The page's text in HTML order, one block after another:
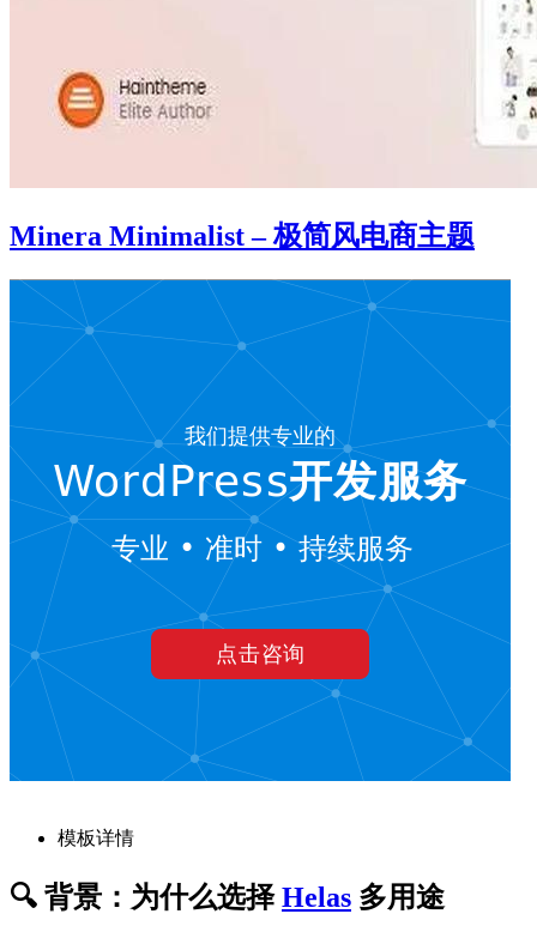
Minera Minimalist – 极简风电商主题
模板详情
🔍 背景：为什么选择Helas 多用途